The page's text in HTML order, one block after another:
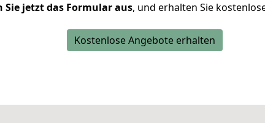
Sie jetzt das Formular aus, und erhalten Sie
Kostenlose Angebote erhalten